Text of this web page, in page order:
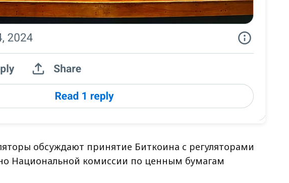
обсуждают принятие Биткоина с регуляторами
Национальной комиссии по ценным бумагам